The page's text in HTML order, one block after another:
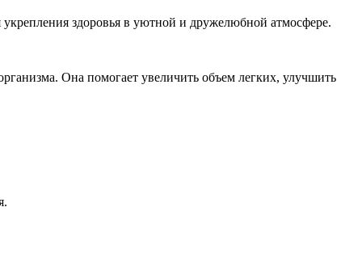
здоровья в уютной и дружелюбной атмосфере.
Она помогает увеличить объем легких, улучшить